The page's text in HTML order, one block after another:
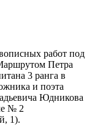
работ под
Петра
3 ранга в
и поэта
Юдникова
№ 2
1).